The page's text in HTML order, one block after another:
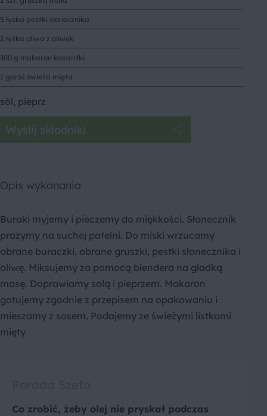
5 łyżka pestki słonecznika
2 łyżka oliwa z oliwek
300 g makaron kokardki
1 garść świeża mięta
sól, pieprz
Wyślij składniki
Opis wykonania
Buraki myjemy i pieczemy do miękkości. Słonecznik
prażymy na suchej patelni. Do miski wrzucamy
obrane buraczki, obrane gruszki, pestki słonecznika i
oliwę. Miksujemy za pomocą blendera na gładką
masę. Doprawiamy solą i pieprzem. Makaron
gotujemy zgodnie z przepisem na opakowaniu i
mieszamy z sosem. Podajemy ze świeżymi listkami
mięty
Co zrobić, żeby olej nie pryskał podczas